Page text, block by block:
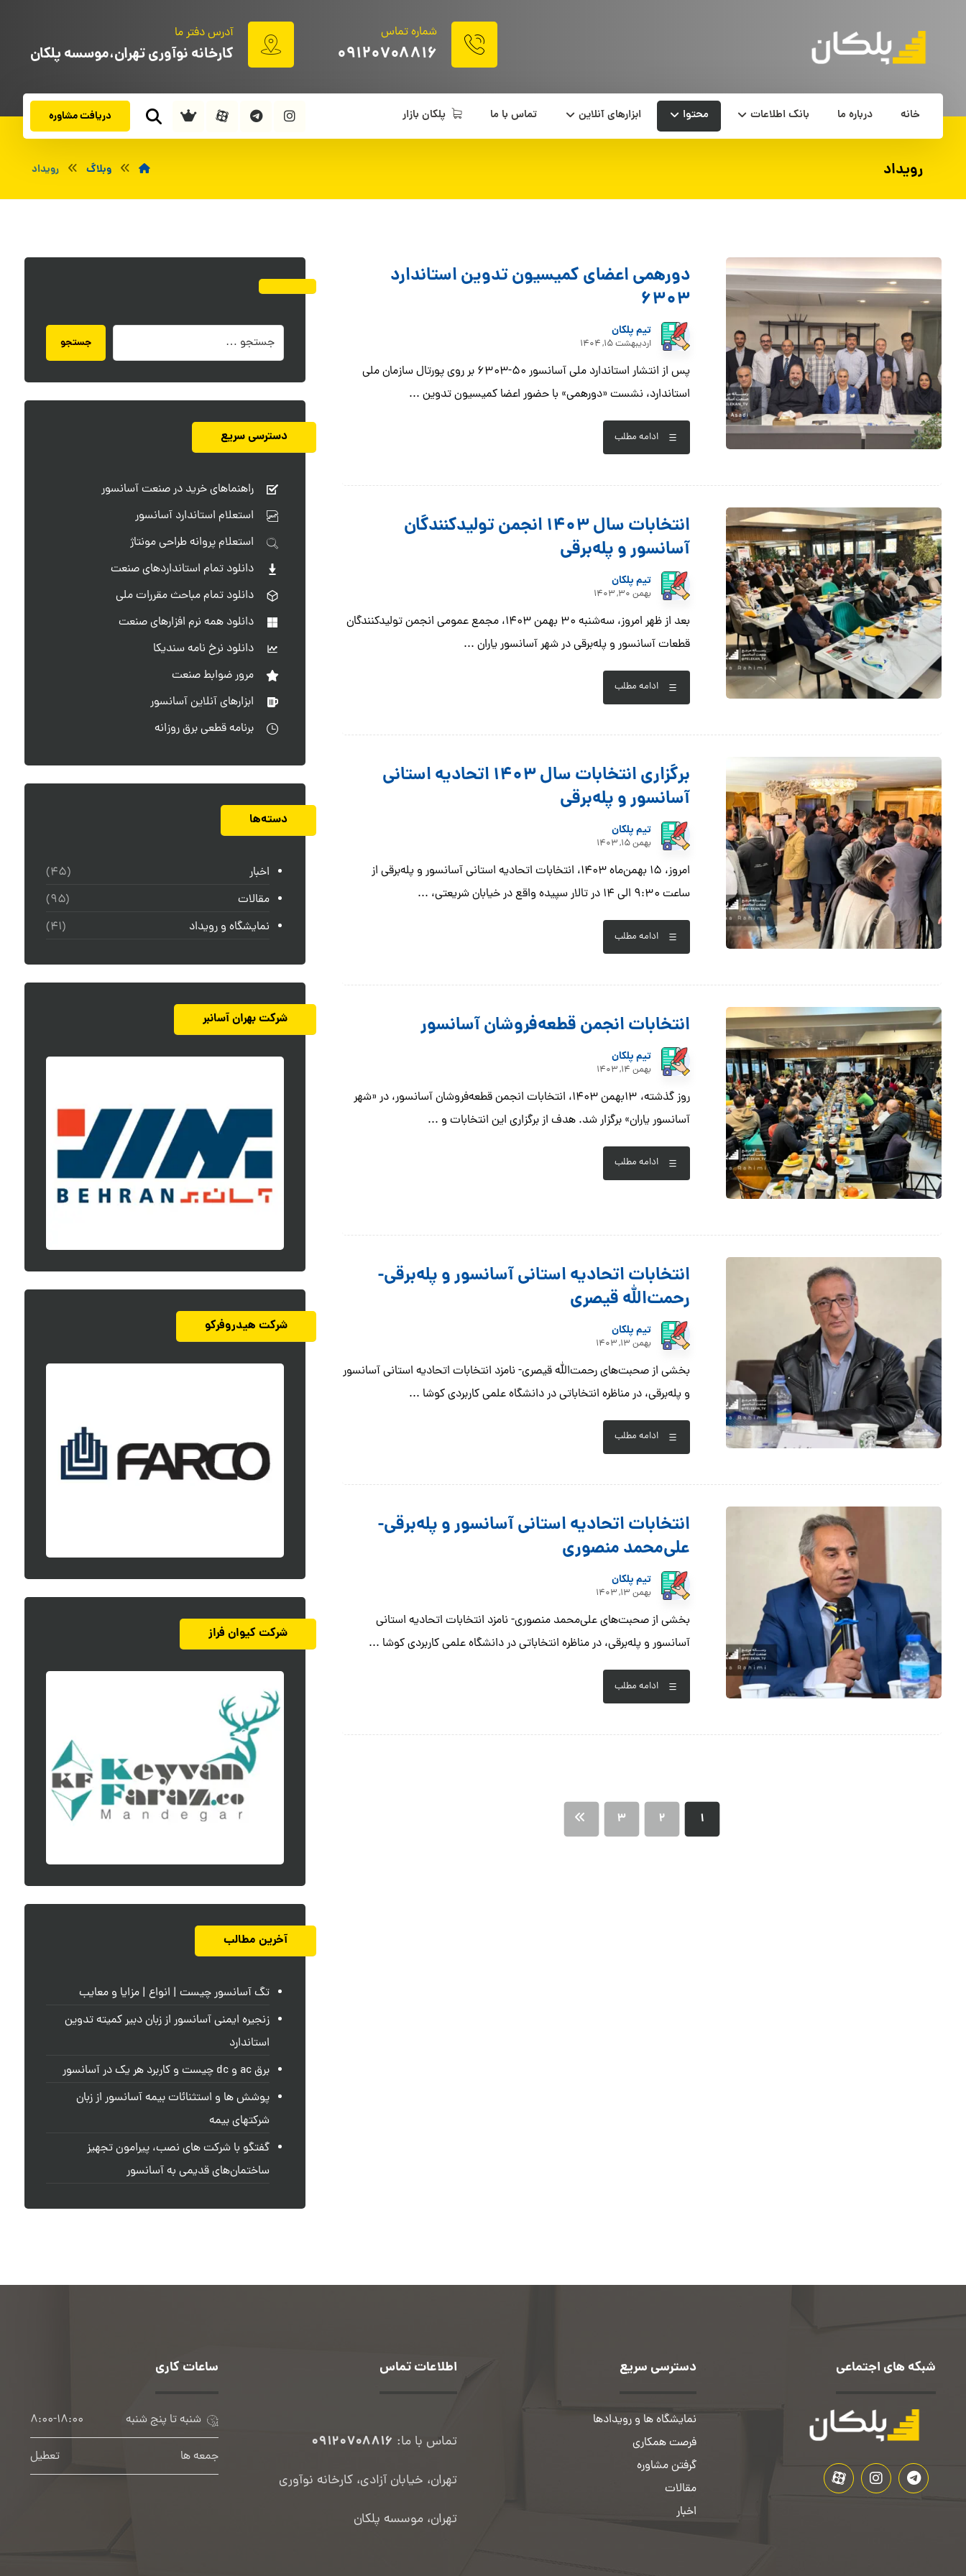
آدرس دفتر ما
کارخانه نوآوری تهران،موسسه پلکان
شماره تماس
۰۹۱۲۰۷۰۸۸۱۶
خانه درباره ما بانک اطلاعات محتوا ابزارهای آنلاین تماس با ما پلکان بازار دریافت مشاوره
رویداد وبلاگ رویداد
دورهمی اعضای کمیسیون تدوین استاندارد
۶۳۰۳
تیم پلکان
اردیبهشت ۱۵, ۱۴۰۴
پس از انتشار استاندارد ملی آسانسور ۵۰-۶۳۰۳ بر روی پورتال سازمان ملی
استاندارد، نشست «دورهمی» با حضور اعضا کمیسیون تدوین ...
ادامه مطلب
انتخابات سال ۱۴۰۳ انجمن تولیدکنندگان
آسانسور و پله‌برقی
تیم پلکان
بهمن ۳۰, ۱۴۰۳
بعد از ظهر امروز، سه‌شنبه ۳۰ بهمن ۱۴۰۳، مجمع عمومی انجمن تولیدکنندگان
قطعات آسانسور و پله‌برقی در شهر آسانسور یاران ...
ادامه مطلب
برگزاری انتخابات سال ۱۴۰۳ اتحادیه استانی
آسانسور و پله‌برقی
تیم پلکان
بهمن ۱۵, ۱۴۰۳
امروز، ۱۵ بهمن‌ماه ۱۴۰۳، انتخابات اتحادیه استانی آسانسور و پله‌برقی از
ساعت ۹:۳۰ الی ۱۴ در تالار سپیده واقع در خیابان شریعتی، ...
ادامه مطلب
انتخابات انجمن قطعه‌فروشان آسانسور
تیم پلکان
بهمن ۱۴, ۱۴۰۳
روز گذشته، ۱۳بهمن ۱۴۰۳، انتخابات انجمن قطعه‌فروشان آسانسور، در «شهر
آسانسور یاران» برگزار شد. هدف از برگزاری این انتخابات و ...
ادامه مطلب
انتخابات اتحادیه استانی آسانسور و پله‌برقی-
رحمت‌الله قیصری
تیم پلکان
بهمن ۱۳, ۱۴۰۳
بخشی از صحبت‌های رحمت‌الله قیصری- نامزد انتخابات اتحادیه استانی آسانسور
و پله‌برقی، در مناظره انتخاباتی در دانشگاه علمی کاربردی کوشا ...
ادامه مطلب
انتخابات اتحادیه استانی آسانسور و پله‌برقی-
علی‌محمد منصوری
تیم پلکان
بهمن ۱۳, ۱۴۰۳
بخشی از صحبت‌های علی‌محمد منصوری- نامزد انتخابات اتحادیه استانی
آسانسور و پله‌برقی، در مناظره انتخاباتی در دانشگاه علمی کاربردی کوشا ...
ادامه مطلب
۱ ۲ ۳
جستجو
دسترسی سریع
راهنماهای خرید در صنعت آسانسور
استعلام استاندارد آسانسور
استعلام پروانه طراحی مونتاژ
دانلود تمام استانداردهای صنعت
دانلود تمام مباحث مقررات ملی
دانلود همه نرم افزارهای صنعت
دانلود نرخ نامه سندیکا
مرور ضوابط صنعت
ابزارهای آنلاین آسانسور
برنامه قطعی برق روزانه
دسته‌ها
اخبار
(۴۵)
مقالات
(۹۵)
نمایشگاه و رویداد
(۴۱)
شرکت بهران آسانبر
شرکت هیدروفرکو
شرکت کیوان فراز
آخرین مطالب
تگ آسانسور چیست | انواع | مزایا و معایب
زنجیره ایمنی آسانسور از زبان دبیر کمیته تدوین
استاندارد
برق ac و dc چیست و کاربرد هر یک در آسانسور
پوشش ها و استثنائات بیمه آسانسور از زبان
شرکتهای بیمه
گفتگو با شرکت های نصب، پیرامون تجهیز
ساختمان‌های قدیمی به آسانسور
شبکه های اجتماعی دسترسی سریع
نمایشگاه ها و رویدادها
فرصت همکاری
گرفتن مشاوره
مقالات
اخبار
اطلاعات تماس
تماس با ما: ۰۹۱۲۰۷۰۸۸۱۶
تهران، خیابان آزادی، کارخانه نوآوری
تهران، موسسه پلکان
ساعات کاری
شنبه تا پنج شنبه ۸:۰۰-۱۸:۰۰
جمعه ها تعطیل